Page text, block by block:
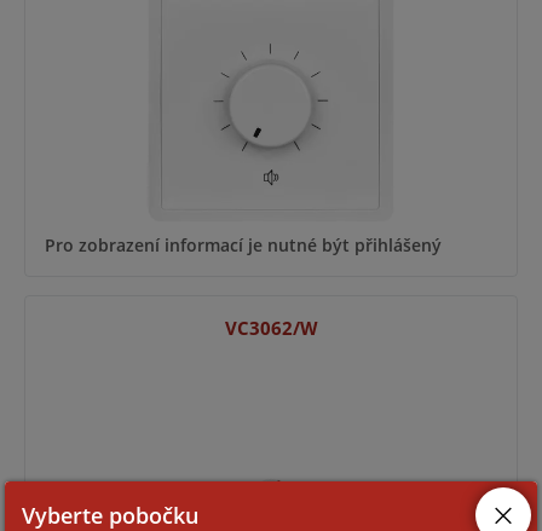
Pro zobrazení informací je nutné být přihlášený
VC3062/W
Vyberte pobočku